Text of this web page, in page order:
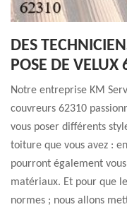
DES
POSE DE VELUX
Notre entreprise KM
couvreurs 62310
vous poser différents
toiture que vous avez :
pourront également
matériaux. Et pour que
normes ; nous allons